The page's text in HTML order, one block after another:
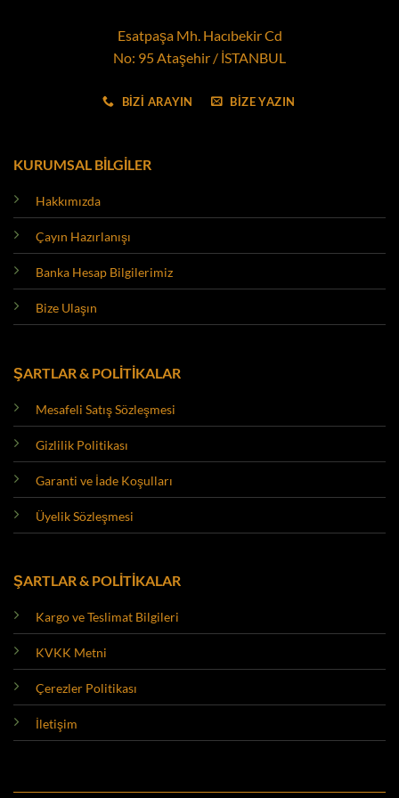
Esatpaşa Mh. Hacıbekir Cd
No: 95 Ataşehir / İSTANBUL
BİZİ ARAYIN BİZE YAZIN
KURUMSAL BİLGİLER
Hakkımızda
Çayın Hazırlanışı
Banka Hesap Bilgilerimiz
Bize Ulaşın
ŞARTLAR & POLİTİKALAR
Mesafeli Satış Sözleşmesi
Gizlilik Politikası
Garanti ve İade Koşulları
Üyelik Sözleşmesi
ŞARTLAR & POLİTİKALAR
Kargo ve Teslimat Bilgileri
KVKK Metni
Çerezler Politikası
İletişim